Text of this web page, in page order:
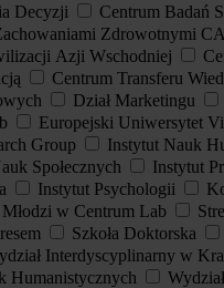
Decyzji
Centrum Badań
Zdrowotnymi
Azji Wschodniej
Centrum Transferu
Dział Marketingu
Europejski Uniwersytet
Group
Instytut Nauk
Społecznych
Instytut
Instytut Psychologii
Młodzi w Centrum Lab
Szkoła Doktorska
Interdyscyplinarny w
Humanistycznych